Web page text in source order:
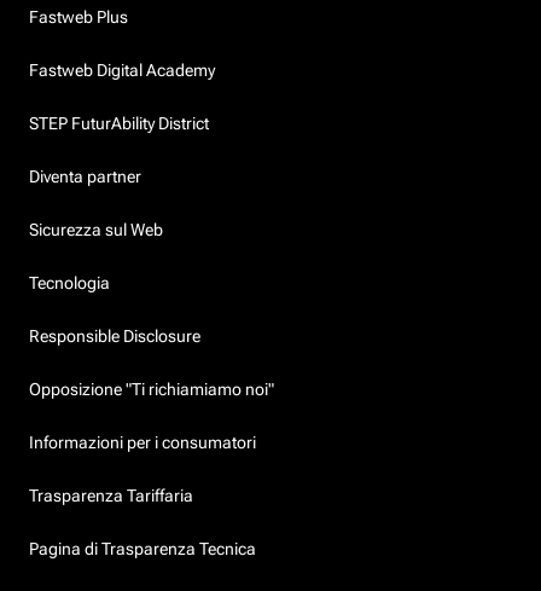
Fastweb Plus
Fastweb Digital Academy
STEP FuturAbility District
Diventa partner
Sicurezza sul Web
Tecnologia
Responsible Disclosure
Opposizione "Ti richiamiamo noi"
Informazioni per i consumatori
Trasparenza Tariffaria
Pagina di Trasparenza Tecnica